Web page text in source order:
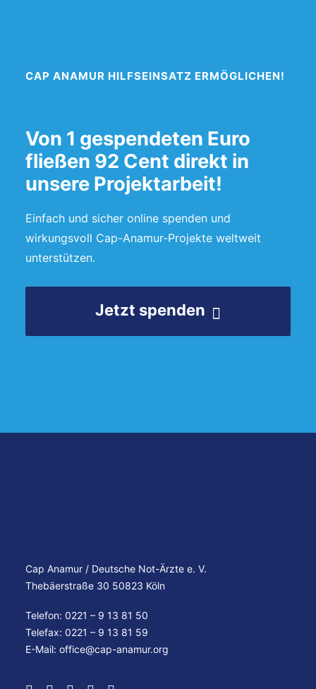
CAP ANAMUR HILFSEINSATZ ERMÖGLICHEN!
Von 1 gespendeten Euro
fließen 92 Cent direkt in
unsere Projektarbeit!
Einfach und sicher online spenden und
wirkungsvoll Cap-Anamur-Projekte weltweit
unterstützen.
Jetzt spenden
Cap Anamur / Deutsche Not-Ärzte e. V.
Thebäerstraße 30 50823 Köln
Telefon: 0221 – 9 13 81 50
Telefax: 0221 – 9 13 81 59
E-Mail: office@cap-anamur.org